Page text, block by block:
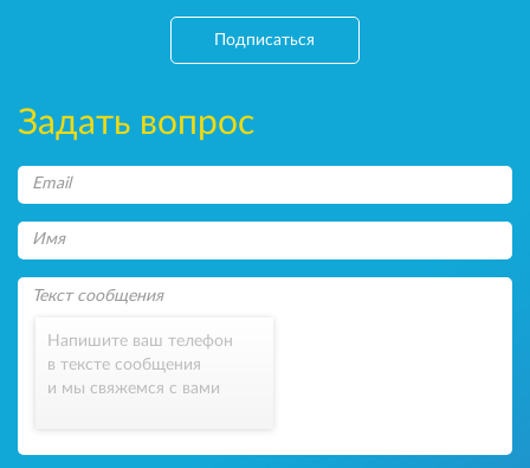
Подписаться
Задать вопрос
Напишите ваш телефон
в тексте сообщения
и мы свяжемся с вами